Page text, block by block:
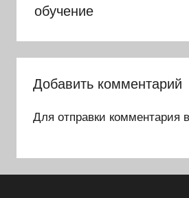
обучение
Добавить комментарий
Для отправки комментария